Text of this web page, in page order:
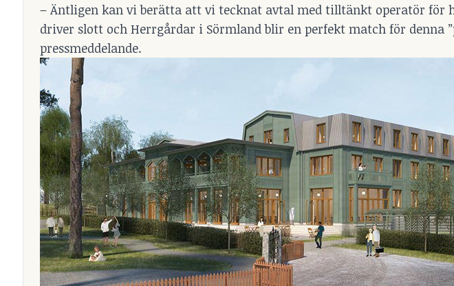
– Äntligen kan vi berätta att vi tecknat avtal med tilltänkt operatör för
driver slott och Herrgårdar i Sörmland blir en perfekt match för denna
pressmeddelande.